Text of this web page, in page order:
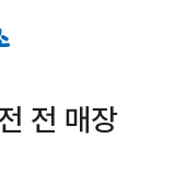
전 매장